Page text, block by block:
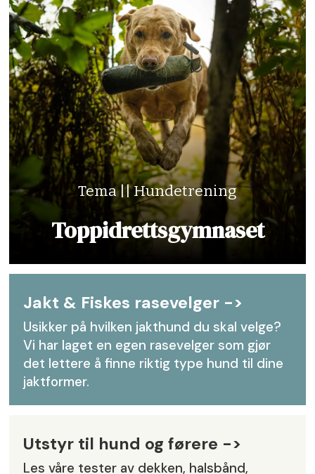
Tema || Hundetrening
Toppidrettsgymnaset
Jakt & Fiskes rasevelger ->
Usikker på hvilken jakthund du skal velge?
Vi har laget en egen rasevelger som gjør
det lettere å finne riktig type hund til dine
jaktformer.
Utstyr til hund og førere ->
Les våre tester av dekken, halsbånd,